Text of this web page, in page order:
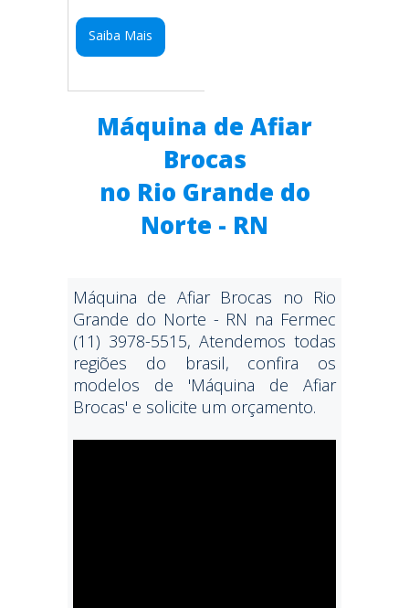
Saiba Mais
Máquina de Afiar
Brocas
no Rio Grande do
Norte - RN
Máquina de Afiar Brocas no Rio
Grande do Norte - RN na Fermec
(11) 3978-5515, Atendemos todas
regiões do brasil, confira os
modelos de 'Máquina de Afiar
Brocas' e solicite um orçamento.